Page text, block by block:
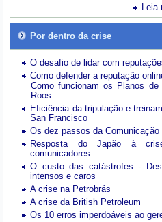
Leia
Por dentro da crise
O desafio de lidar com
Como defender a reputação
Como funcionam os Planos
Roos
Eficiência da tripulação e
San Francisco
Os dez passos da Comunicação
Resposta do Japão à
comunicadores
O custo das catástrofes -
intensos e caros
A crise na Petrobrás
A crise da British Petroleum
Os 10 erros imperdoáveis ao